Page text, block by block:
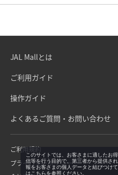
JAL Mallとは
ご利用ガイド
操作ガイド
よくあるご質問・お問い合わせ
ご利用規約
プライバシーポリシー
このサイトでは、お客さまに適したお
信等を行う目的で、第三者から提供さ
報をお客さまの個人データと結びつけ
はこちらを参照ください。